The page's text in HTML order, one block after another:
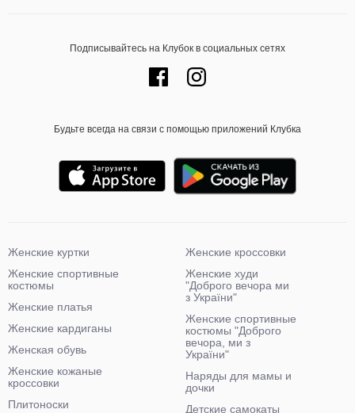
Подписывайтесь на Клубок в социальных сетях
Будьте всегда на связи с помощью приложений Клубка
Женские куртки
Женские спортивные
костюмы
Женские платья
Женские кардиганы
Женская обувь
Женские кожаные
кроссовки
Плитоноски
Женские кроссовки
Женские худи
"Доброго вечора ми
з України"
Женские спортивные
костюмы "Доброго
вечора, ми з
України"
Наряды для мамы и
дочки
Детские самокаты